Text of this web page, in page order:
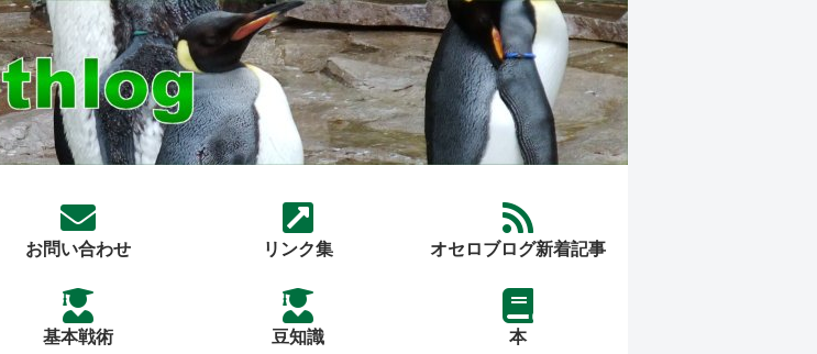
お問い合わせ リンク集 オセロブログ新着記事
基本戦術 豆知識 本